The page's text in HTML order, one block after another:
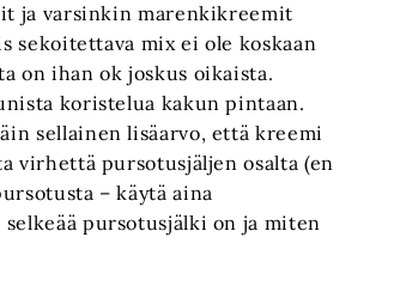
ja varsinkin marenkikreemit
sekoitettava mix ei ole koskaan
on ihan ok joskus oikaista.
koristelua kakun pintaan.
sellainen lisäarvo, että kreemi
virhettä pursotusjäljen osalta (en
– käytä aina
pursotusjälki on ja miten